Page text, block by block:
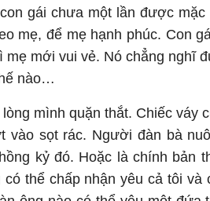
gái chưa một lần được
mẹ, để mẹ hạnh phúc. Con
mẹ mới vui vẻ. Nó chẳng nghĩ
nào…
lòng mình quặn thắt. Chiếc váy
vào sọt rác. Người đàn bà
kỷ đó. Hoặc là chính bản
có thể chấp nhận yêu cả tôi và